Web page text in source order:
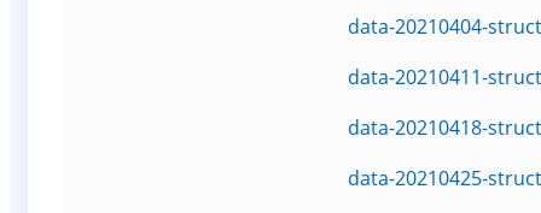
data-20210404-
data-20210411-
data-20210418-
data-20210425-